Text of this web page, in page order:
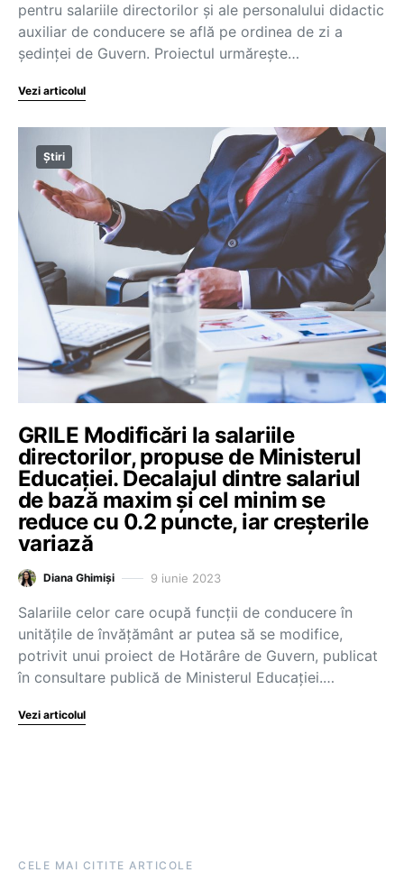
pentru salariile directorilor și ale personalului didactic
auxiliar de conducere se află pe ordinea de zi a
ședinței de Guvern. Proiectul urmărește…
Vezi articolul
Știri
GRILE Modificări la salariile
directorilor, propuse de Ministerul
Educației. Decalajul dintre salariul
de bază maxim și cel minim se
reduce cu 0.2 puncte, iar creșterile
variază
Diana Ghimiși 9 iunie 2023
Salariile celor care ocupă funcții de conducere în
unitățile de învățământ ar putea să se modifice,
potrivit unui proiect de Hotărâre de Guvern, publicat
în consultare publică de Ministerul Educației.…
Vezi articolul
CELE MAI CITITE ARTICOLE